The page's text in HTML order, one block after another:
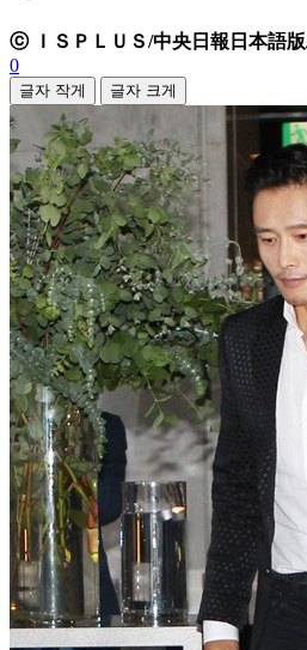
ⓒ ＩＳＰＬＵＳ/中央日報日本語版
0
글자 작게 글자 크게